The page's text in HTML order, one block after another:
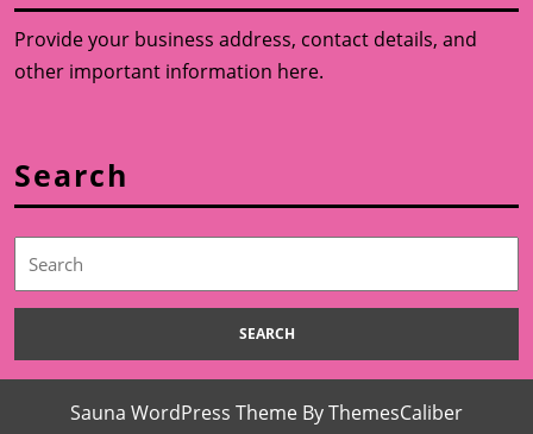
Provide your business address, contact details, and
other important information here.
Search
Search
for:
Sauna WordPress Theme By ThemesCaliber